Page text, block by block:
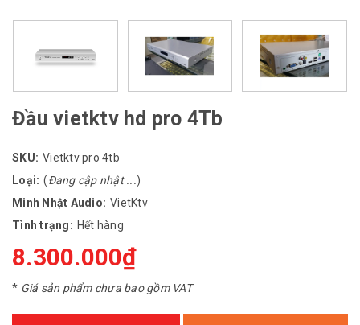
Đầu vietktv hd pro 4Tb
SKU: Vietktv pro 4tb
Loại: (Đang cập nhật ...)
Minh Nhật Audio: VietKtv
Tình trạng: Hết hàng
8.300.000₫
* Giá sản phẩm chưa bao gồm VAT